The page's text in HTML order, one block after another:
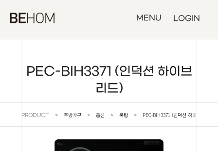
MENU LOGIN
PEC-BIH3371 (인덕션 하이브
리드)
PRODUCT > 주방가구 > 옵션 > 쿡탑 > PEC-BIH3371 (인덕션 하이
브리드)